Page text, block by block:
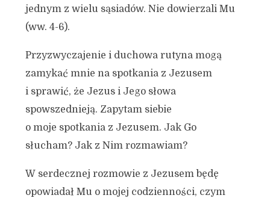
jednym z wielu sąsiadów. Nie dowierzali Mu
(ww. 4-6).
Przyzwyczajenie i duchowa rutyna mogą
zamykać mnie na spotkania z Jezusem
i sprawić, że Jezus i Jego słowa
spowszednieją. Zapytam siebie
o moje spotkania z Jezusem. Jak Go
słucham? Jak z Nim rozmawiam?
W serdecznej rozmowie z Jezusem będę
opowiadał Mu o mojej codzienności, czym